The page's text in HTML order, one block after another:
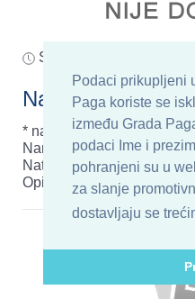
Podaci prikupljeni
Paga koriste se
između Grada
podaci Ime i
pohranjeni su u
za slanje
dostavljaju se
Srijeda, 08 Srpanj 2026
Natječaj za
* natječaj za komunalnog
Narodnim novinama dana
Natječaj za komunalnog
Opis poslova i podaci o